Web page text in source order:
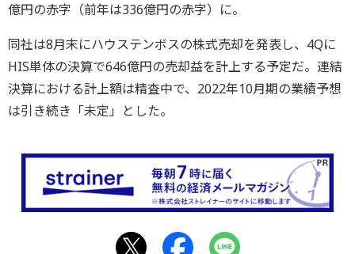
億円の赤字（前年は336億円の赤字）に。
同社は8月末にハウステンボスの株式売却を発表し、4Qに
HIS単体の決算で646億円の売却益を計上する予定だ。連結
決算における計上額は精査中で、2022年10月期の業績予想
は引き続き「未定」とした。